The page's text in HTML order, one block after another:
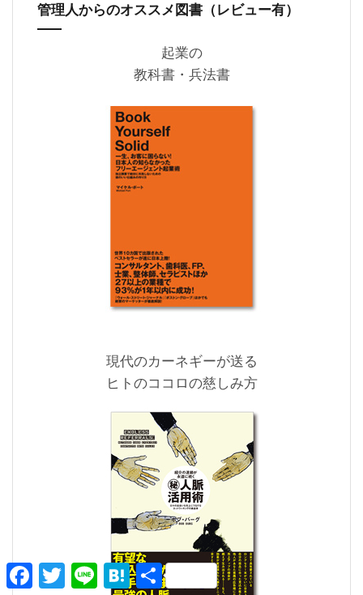
管理人からのオススメ図書（レビュー有）
起業の
教科書・兵法書
現代のカーネギーが送る
ヒトのココロの慈しみ方
F
T
L
H
a
共
有